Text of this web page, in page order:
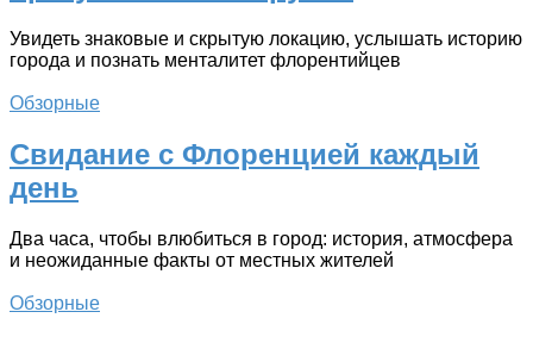
Увидеть знаковые и скрытую локацию, услышать историю
города и познать менталитет флорентийцев
Обзорные
Свидание с Флоренцией каждый
день
Два часа, чтобы влюбиться в город: история, атмосфера
и неожиданные факты от местных жителей
Обзорные